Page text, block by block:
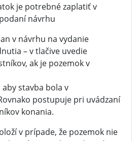
je potrebné zaplatiť v
návrhu
v návrhu na vydanie
– v tlačive uvedie
ak je pozemok v
stavba bola v
postupuje pri uvádzaní
konania.
v prípade, že pozemok nie